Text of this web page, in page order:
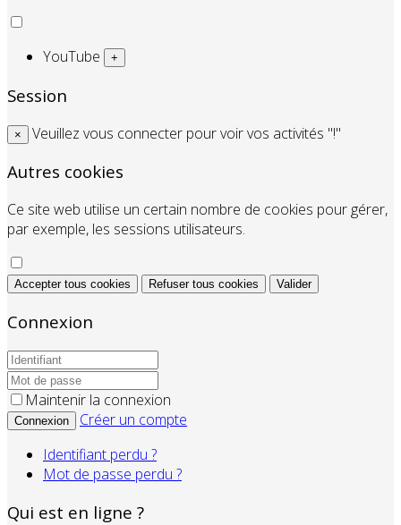
YouTube +
Session
× Veuillez vous connecter pour voir vos activités "!"
Autres cookies
Ce site web utilise un certain nombre de cookies pour gérer,
par exemple, les sessions utilisateurs.
Accepter tous cookies Refuser tous cookies Valider
Connexion
Maintenir la connexion
Connexion
Créer un compte
Identifiant perdu ?
Mot de passe perdu ?
Qui est en ligne ?